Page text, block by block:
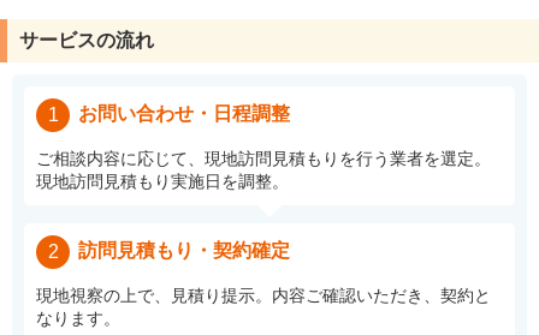
サービスの流れ
1 お問い合わせ・日程調整
ご相談内容に応じて、現地訪問見積もりを行う業者を選定。
現地訪問見積もり実施日を調整。
2 訪問見積もり・契約確定
現地視察の上で、見積り提示。内容ご確認いただき、契約と
なります。